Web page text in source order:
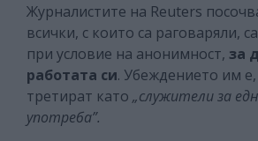
Журналистите на Reuters
всички, с които са раговаряли,
при условие на анонимност, за
работата си. Убеждението им е,
третират като „служители за
употреба”.